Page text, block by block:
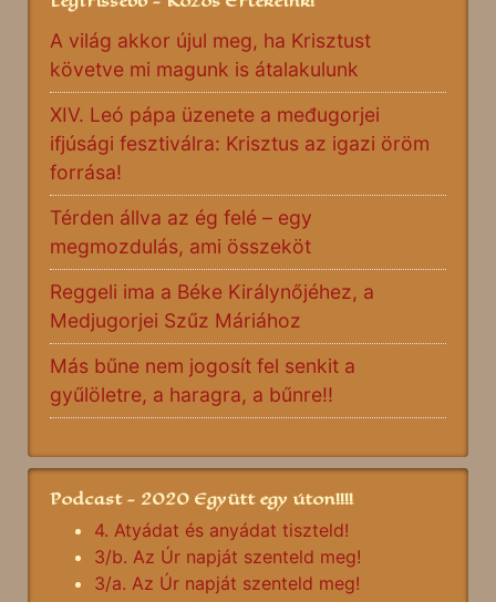
A világ akkor újul meg, ha Krisztust
követve mi magunk is átalakulunk
XIV. Leó pápa üzenete a međugorjei
ifjúsági fesztiválra: Krisztus az igazi öröm
forrása!
Térden állva az ég felé – egy
megmozdulás, ami összeköt
Reggeli ima a Béke Királynőjéhez, a
Medjugorjei Szűz Máriához
Más bűne nem jogosít fel senkit a
gyűlöletre, a haragra, a bűnre!!
Podcast - 2020 Együtt egy úton!!!!
4. Atyádat és anyádat tiszteld!
3/b. Az Úr napját szenteld meg!
3/a. Az Úr napját szenteld meg!